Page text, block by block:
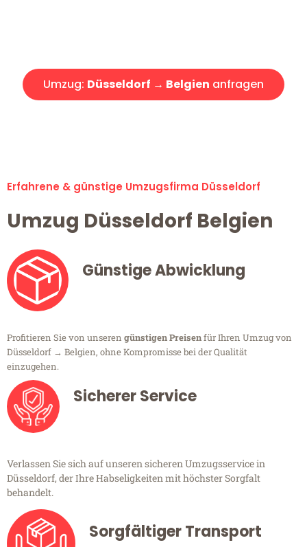
Umzug: Düsseldorf → Belgien anfragen
Erfahrene & günstige Umzugsfirma Düsseldorf
Umzug Düsseldorf Belgien
Günstige Abwicklung
Profitieren Sie von unseren günstigen Preisenfür Ihren Umzug von
Düsseldorf → Belgien, ohne Kompromisse bei der Qualität
einzugehen.
Sicherer Service
Verlassen Sie sich auf unseren sicheren Umzugsservice in
Düsseldorf, der Ihre Habseligkeiten mit höchster Sorgfalt
behandelt.
Sorgfältiger Transport